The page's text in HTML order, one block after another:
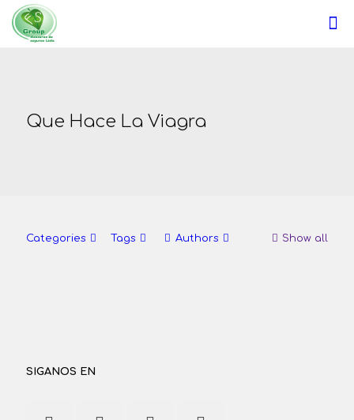
Que Hace La Viagra
Categories Tags Authors Show all
SIGANOS EN